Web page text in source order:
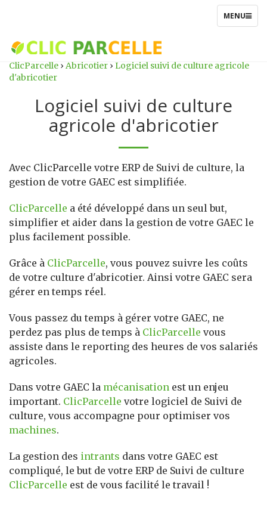
TOGGLE
MENU
ClicParcelle › Abricotier › Logiciel suivi de culture agricole
d'abricotier
Logiciel suivi de culture
agricole d'abricotier
Avec ClicParcelle votre ERP de Suivi de culture, la
gestion de votre GAEC est simplifiée.
ClicParcelle a été développé dans un seul but,
simplifier et aider dans la gestion de votre GAEC le
plus facilement possible.
Grâce à ClicParcelle, vous pouvez suivre les coûts
de votre culture d'abricotier. Ainsi votre GAEC sera
gérer en temps réel.
Vous passez du temps à gérer votre GAEC, ne
perdez pas plus de temps à ClicParcelle vous
assiste dans le reporting des heures de vos salariés
agricoles.
Dans votre GAEC la mécanisation est un enjeu
important. ClicParcelle votre logiciel de Suivi de
culture, vous accompagne pour optimiser vos
machines.
La gestion des intrants dans votre GAEC est
compliqué, le but de votre ERP de Suivi de culture
ClicParcelle est de vous facilité le travail !